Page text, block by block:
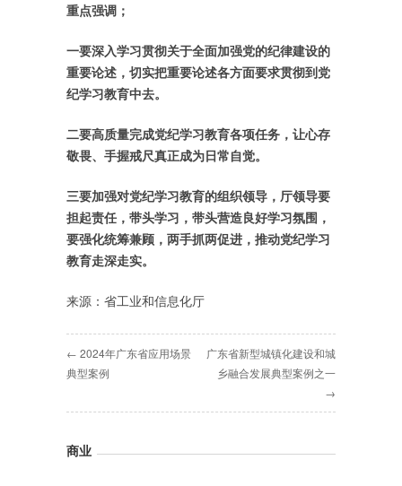
重点强调；
一要深入学习贯彻关于全面加强党的纪律建设的
重要论述，切实把重要论述各方面要求贯彻到党
纪学习教育中去。
二要高质量完成党纪学习教育各项任务，让心存
敬畏、手握戒尺真正成为日常自觉。
三要加强对党纪学习教育的组织领导，厅领导要
担起责任，带头学习，带头营造良好学习氛围，
要强化统筹兼顾，两手抓两促进，推动党纪学习
教育走深走实。
来源：省工业和信息化厅
← 2024年广东省应用场景
典型案例
广东省新型城镇化建设和城
乡融合发展典型案例之一
→
商业